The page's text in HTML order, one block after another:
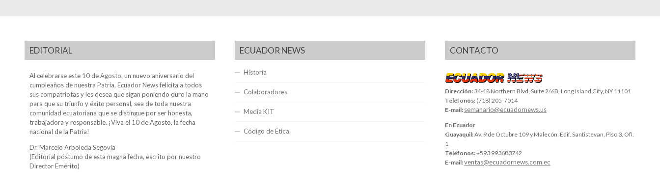
EDITORIAL
Al celebrarse este 10 de Agosto, un nuevo aniversario del
cumpleaños de nuestra Patria, Ecuador News felicita a todos
sus compatriotas y les desea que sigan poniendo duro la mano
para que su triunfo y éxito personal, sea de toda nuestra
comunidad ecuatoriana que se distingue por ser honesta,
trabajadora y responsable. ¡Viva el 10 de Agosto, la fecha
nacional de la Patria!
Dr. Marcelo Arboleda Segovia
(Editorial póstumo de esta magna fecha, escrito por nuestro
Director Emérito)
ECUADOR NEWS
Historia
Colaboradores
Media KIT
Código de Ética
CONTACTO
Dirección: 34-18 Northern Blvd, Suite 2/6B, Long Island City, NY 11101
Teléfonos: (718) 205-7014
E-mail: semanario@ecuadornews.us
En Ecuador
Guayaquil:Av. 9 de Octubre 109 y Malecón, Edif. Santistevan, Piso 3, Ofi.
1
Teléfonos:+593 993683742
E-mail:ventas@ecuadornews.com.ec